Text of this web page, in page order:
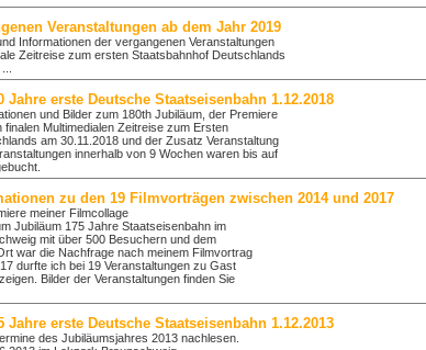
Veranstaltungen ab dem Jahr 2019
Informationen der vergangenen Veranstaltungen
Zeitreise zum ersten Staatsbahnhof Deutschlands
Jahre erste Deutsche Staatseisenbahn 1.12.2018
und Bilder zum 180th Jubiläum, der Premiere
Multimedialen Zeitreise zum Ersten
am 30.11.2018 und der Zusatz Veranstaltung
innerhalb von 9 Wochen waren bis auf
zu den 19 Filmvorträgen zwischen 2014 und 2017
meiner Filmcollage
Jubiläum 175 Jahre Staatseisenbahn im
mit über 500 Besuchern und dem
war die Nachfrage nach meinem Filmvortrag
durfte ich bei 19 Veranstaltungen zu Gast
Bilder der Veranstaltungen finden Sie
Jahre erste Deutsche Staatseisenbahn 1.12.2013
des Jubiläumsjahres 2013 nachlesen.